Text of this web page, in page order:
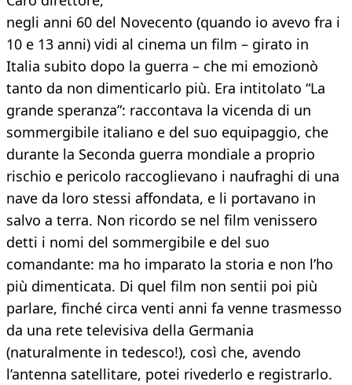
negli anni 60 del Novecento (quando io avevo fra i
10 e 13 anni) vidi al cinema un film – girato in
Italia subito dopo la guerra – che mi emozionò
tanto da non dimenticarlo più. Era intitolato “La
grande speranza”: raccontava la vicenda di un
sommergibile italiano e del suo equipaggio, che
durante la Seconda guerra mondiale a proprio
rischio e pericolo raccoglievano i naufraghi di una
nave da loro stessi affondata, e li portavano in
salvo a terra. Non ricordo se nel film venissero
detti i nomi del sommergibile e del suo
comandante: ma ho imparato la storia e non l’ho
più dimenticata. Di quel film non sentii poi più
parlare, finché circa venti anni fa venne trasmesso
da una rete televisiva della Germania
(naturalmente in tedesco!), così che, avendo
l’antenna satellitare, potei rivederlo e registrarlo.